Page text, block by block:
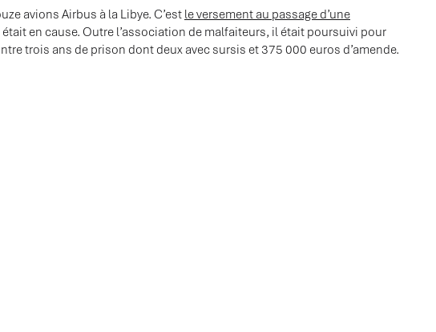
avions Airbus à la Libye. C’est le versement au passage d’une
en cause. Outre l’association de malfaiteurs, il était poursuivi pour
trois ans de prison dont deux avec sursis et 375 000 euros d’amende.